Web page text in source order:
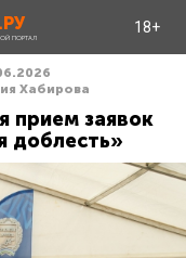
ПОРТАЛ
18+
Хабирова
прием заявок
доблесть»